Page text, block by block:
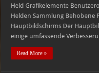
Held Grafikelemente
Helden Sammlung Behobene
Hauptbildschirms Der
einige umfassende
Read More »